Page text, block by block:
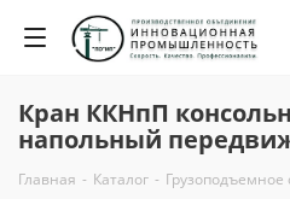
Кран ККНпП
напольный
Главная - Каталог - Грузоподъемное